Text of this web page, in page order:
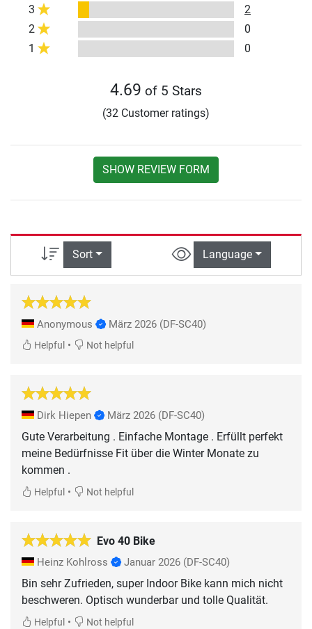
3
2
2
0
1
0
4.69 of 5 Stars
(32 Customer ratings)
SHOW REVIEW FORM
Sort Language
Anonymous März 2026 (DF-SC40)
Helpful • Not helpful
Dirk Hiepen März 2026 (DF-SC40)
Gute Verarbeitung . Einfache Montage . Erfüllt perfekt
meine Bedürfnisse Fit über die Winter Monate zu
kommen .
Helpful • Not helpful
Evo 40 Bike
Heinz Kohlross Januar 2026 (DF-SC40)
Bin sehr Zufrieden, super Indoor Bike kann mich nicht
beschweren. Optisch wunderbar und tolle Qualität.
Helpful • Not helpful